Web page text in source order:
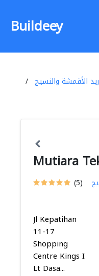
Buildeey
الأقمشة والنسيج
Mutiara
(5)
Jl Kepatihan
11-17
Shopping
Centre Kings I
Lt Dasa...